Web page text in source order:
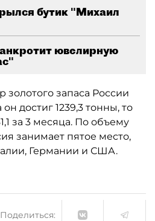
бутик "Михаил
ювелирную
запаса России
достиг 1239,3 тонны, то
за 3 месяца. По объему
занимает пятое место,
Германии и США.
Поделиться: